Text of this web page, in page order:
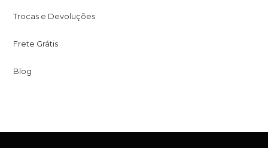
Trocas e Devoluções
Frete Grátis
Blog